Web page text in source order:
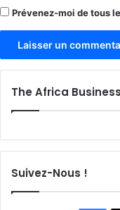
Prévenez-moi de tous
The Africa
Suivez-Nous !